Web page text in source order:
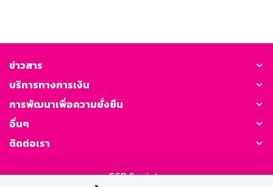
ข่าวสาร
บริการทางการเงิน
การพัฒนาเพื่อความยั่งยืน
อื่นๆ
ติดต่อเรา
GSB Society: